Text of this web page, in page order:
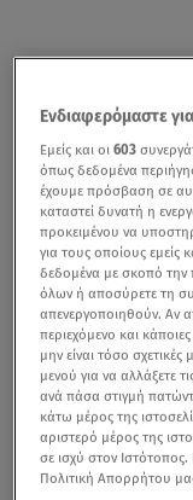
Ενδιαφερόμαστε
Εμείς και οι603
όπως δεδομένα
έχουμε πρόσβαση σε
καταστεί δυνατή η
προκειμένου να
για τους οποίους εμείς
δεδομένα με σκοπό την
όλων ή αποσύρετε τη
απενεργοποιηθούν. Αν
περιεχόμενο και
μην είναι τόσο
μενού για να αλλάξετε
ανά πάσα στιγμή
κάτω μέρος της
αριστερό μέρος της
σε ισχύ στον Ιστότοπος.
Πολιτική Απορρήτου